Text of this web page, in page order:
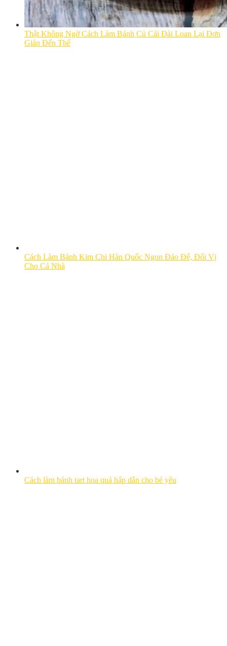
Thật Không Ngờ Cách Làm Bánh Củ Cải Đài Loan Lại Đơn
Giản Đến Thế
Cách Làm Bánh Kim Chi Hàn Quốc Ngon Đáo Để, Đổi Vị
Cho Cả Nhà
Cách làm bánh tart hoa quả hấp dẫn cho bé yêu